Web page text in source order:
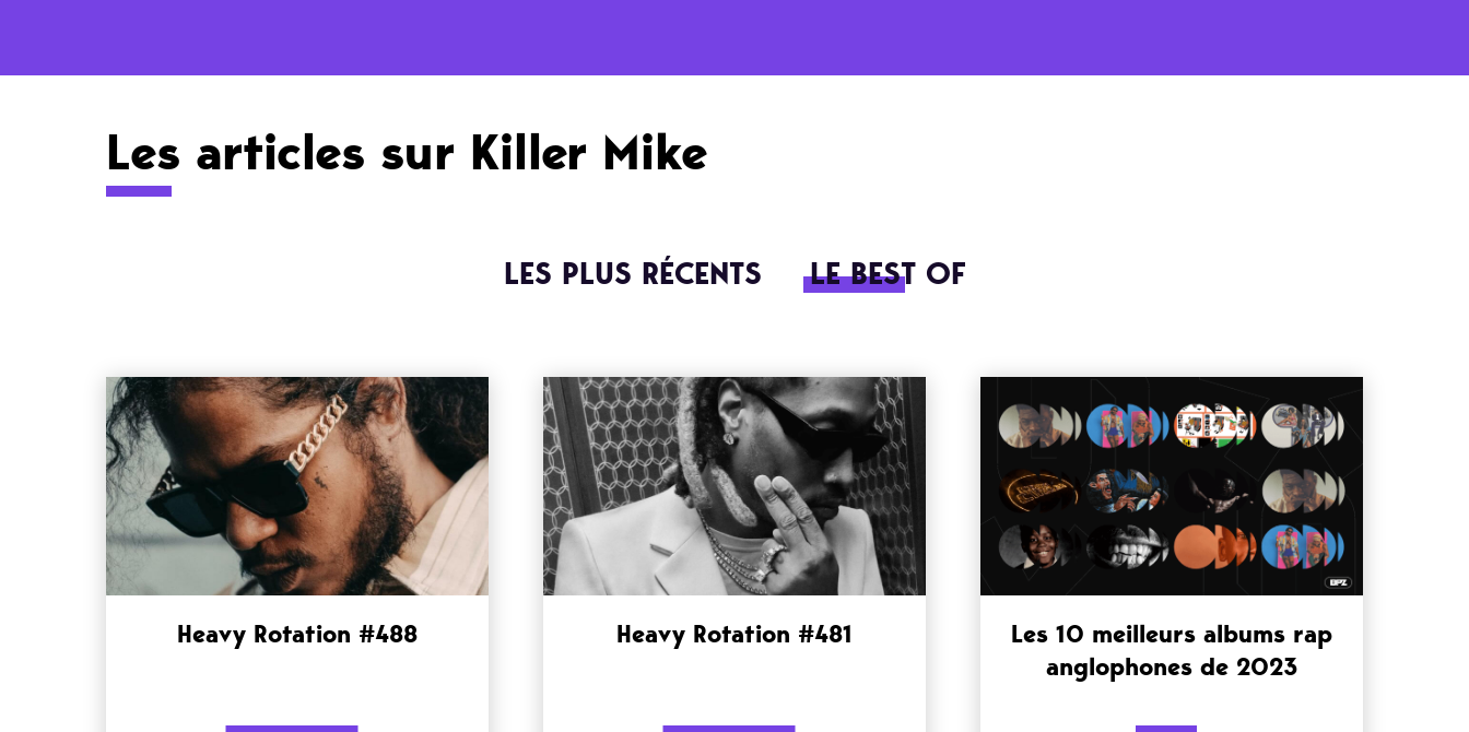
Les articles sur Killer Mike
LES PLUS RÉCENTS LE BEST OF
Heavy Rotation #488 Heavy Rotation #481
Les 10 meilleurs albums rap
anglophones de 2023